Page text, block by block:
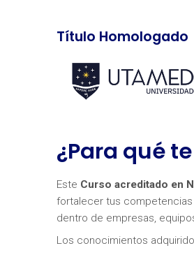
Título Homologado
¿Para qué
Este Curso acreditado en
fortalecer tus
dentro de empresas,
Los conocimientos